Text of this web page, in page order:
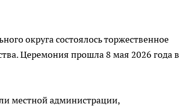
округа состоялось торжественное
Церемония прошла 8 мая 2026 года в
местной администрации,